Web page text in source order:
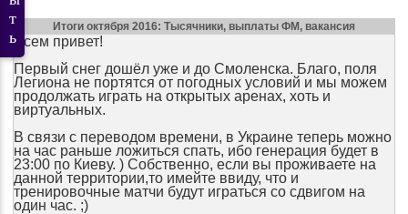
Итоги октября 2016: Тысячники, выплаты ФМ, вакансия
Всем привет!
Первый снег дошёл уже и до Смоленска. Благо, поля
Легиона не портятся от погодных условий и мы можем
продолжать играть на открытых аренах, хоть и
виртуальных.
В связи с переводом времени, в Украине теперь можно
на час раньше ложиться спать, ибо генерация будет в
23:00 по Киеву. ) Собственно, если вы проживаете на
данной территории,то имейте ввиду, что и
тренировочные матчи будут играться со сдвигом на
один час. ;)